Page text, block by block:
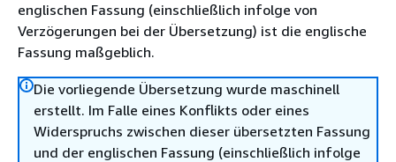
englischen Fassung (einschließlich infolge von
Verzögerungen bei der Übersetzung) ist die englische
Fassung maßgeblich.
Die vorliegende Übersetzung wurde maschinell
erstellt. Im Falle eines Konflikts oder eines
Widerspruchs zwischen dieser übersetzten Fassung
und der englischen Fassung (einschließlich infolge